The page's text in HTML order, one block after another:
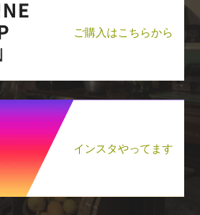
ご購入はこちらから
インスタやってます